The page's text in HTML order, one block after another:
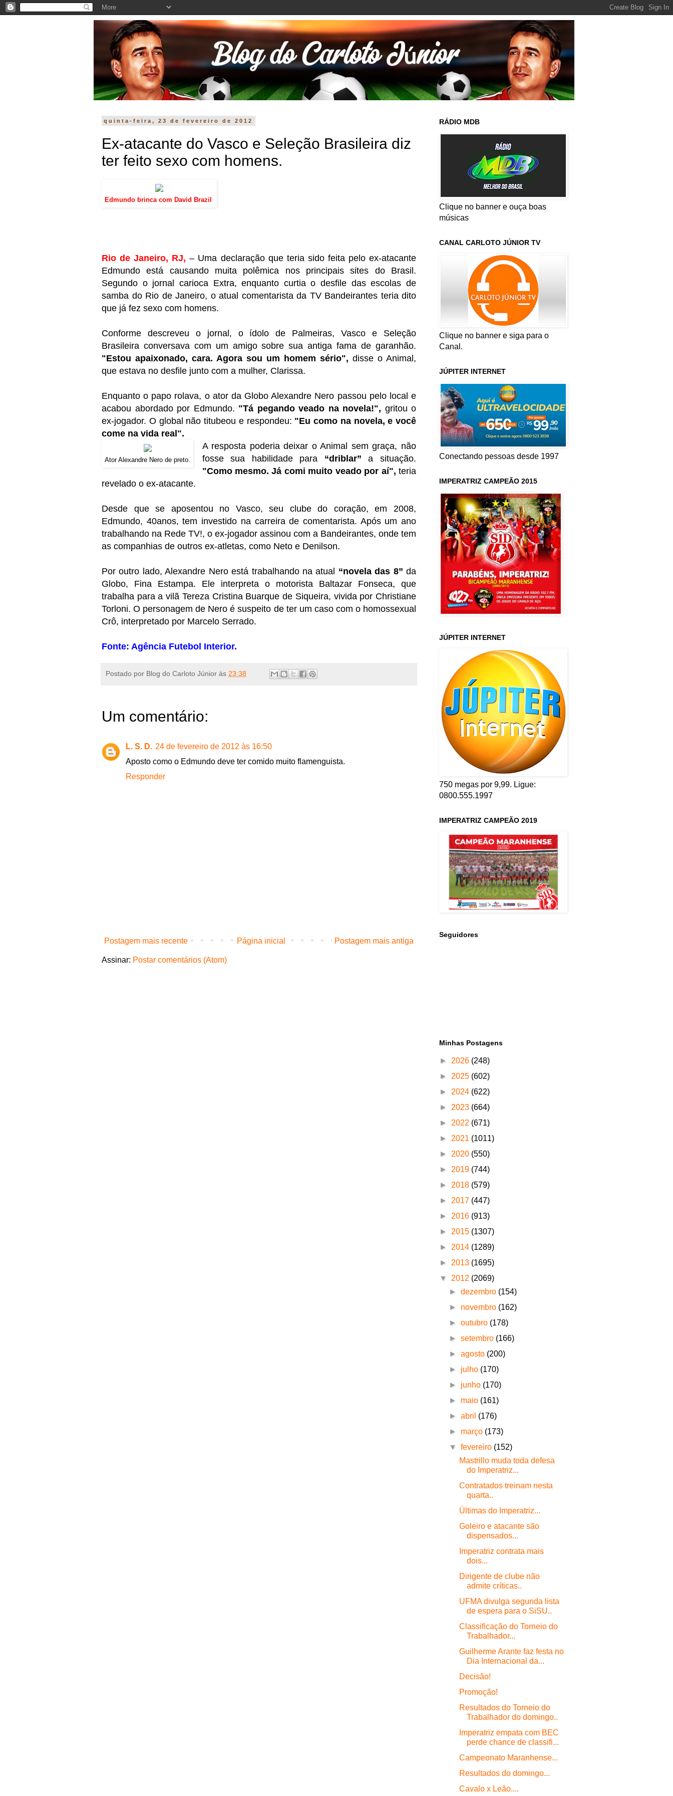
quinta-feira, 23 de fevereiro de 2012
Ex-atacante do Vasco e Seleção Brasileira diz
ter feito sexo com homens.
Edmundo brinca com David Brazil
Rio de Janeiro, RJ, – Uma declaração que teria sido feita pelo ex-atacante
Edmundo está causando muita polêmica nos principais sites do Brasil.
Segundo o jornal carioca Extra, enquanto curtia o desfile das escolas de
samba do Rio de Janeiro, o atual comentarista da TV Bandeirantes teria dito
que já fez sexo com homens.
Conforme descreveu o jornal, o ídolo de Palmeiras, Vasco e Seleção
Brasileira conversava com um amigo sobre sua antiga fama de garanhão.
"Estou apaixonado, cara. Agora sou um homem sério", disse o Animal,
que estava no desfile junto com a mulher, Clarissa.
Enquanto o papo rolava, o ator da Globo Alexandre Nero passou pelo local e
acabou abordado por Edmundo. "Tá pegando veado na novela!", gritou o
ex-jogador. O global não titubeou e respondeu: "Eu como na novela, e você
come na vida real".
Ator Alexandre Nero de preto.
A resposta poderia deixar o Animal sem graça, não
fosse sua habilidade para “driblar” a situação.
"Como mesmo. Já comi muito veado por aí", teria
revelado o ex-atacante.
Desde que se aposentou no Vasco, seu clube do coração, em 2008,
Edmundo, 40anos, tem investido na carreira de comentarista. Após um ano
trabalhando na Rede TV!, o ex-jogador assinou com a Bandeirantes, onde tem
as companhias de outros ex-atletas, como Neto e Denilson.
Por outro lado, Alexandre Nero está trabalhando na atual “novela das 8” da
Globo, Fina Estampa. Ele interpreta o motorista Baltazar Fonseca, que
trabalha para a vilã Tereza Cristina Buarque de Siqueira, vivida por Christiane
Torloni. O personagem de Nero é suspeito de ter um caso com o homossexual
Crô, interpretado por Marcelo Serrado.
Fonte: Agência Futebol Interior.
Postado por Blog do Carloto Júnior às 23:38
Um comentário:
L. S. D. 24 de fevereiro de 2012 às 16:50
Aposto como o Edmundo deve ter comido muito flamenguista.
Responder
Postagem mais recente Postagem mais antiga
Página inicial
Assinar: Postar comentários (Atom)
RÁDIO MDB
Clique no banner e ouça boas
músicas
CANAL CARLOTO JÚNIOR TV
Clique no banner e siga para o
Canal.
JÚPITER INTERNET
Conectando pessoas desde 1997
IMPERATRIZ CAMPEÃO 2015
JÚPITER INTERNET
750 megas por 9,99. Ligue:
0800.555.1997
IMPERATRIZ CAMPEÃO 2019
Seguidores
Minhas Postagens
► 2026 (248)
► 2025 (602)
► 2024 (622)
► 2023 (664)
► 2022 (671)
► 2021 (1011)
► 2020 (550)
► 2019 (744)
► 2018 (579)
► 2017 (447)
► 2016 (913)
► 2015 (1307)
► 2014 (1289)
► 2013 (1695)
▼ 2012 (2069)
►dezembro (154)
► novembro (162)
►outubro (178)
►setembro (166)
►agosto (200)
► julho (170)
► junho (170)
► maio (161)
►abril (176)
► março (173)
▼fevereiro (152)
Mastrillo muda toda defesa
do Imperatriz...
Contratados treinam nesta
quarta..
Últimas do Imperatriz...
Goleiro e atacante são
dispensados...
Imperatriz contrata mais
dois...
Dirigente de clube não
admite críticas..
UFMA divulga segunda lista
de espera para o SiSU..
Classificação do Torneio do
Trabalhador...
Guilherme Arante faz festa no
Dia Internacional da...
Decisão!
Promoção!
Resultados do Torneio do
Trabalhador do domingo..
Imperatriz empata com BEC
perde chance de classifi...
Campeonato Maranhense...
Resultados do domingo...
Cavalo x Leão....